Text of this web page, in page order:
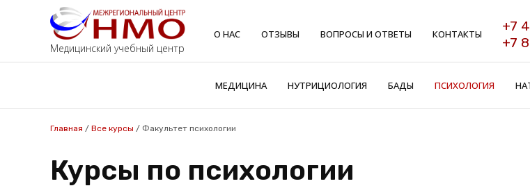
Медицинский учебный центр
О НАС ОТЗЫВЫ ВОПРОСЫ И ОТВЕТЫ КОНТАКТЫ
+7
+7
МЕДИЦИНА НУТРИЦИОЛОГИЯ БАДЫ ПСИХОЛОГИЯ
Главная / Все курсы / Факультет психологии
Курсы по психологии